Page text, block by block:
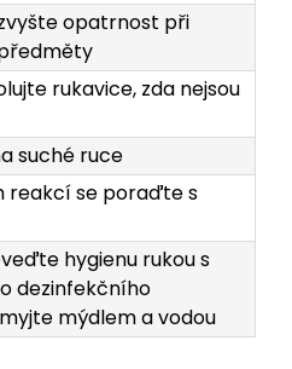
opatrnost při
rukavice, zda nejsou
suché ruce
reakcí se poraďte s
hygienu rukou s
dezinfekčního
mýdlem a vodou